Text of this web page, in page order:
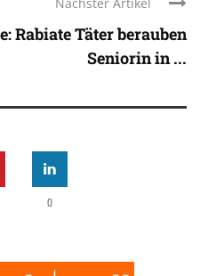
Rabiate Täter berauben
Seniorin in ...
0